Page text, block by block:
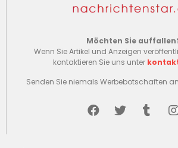
Möchten Sie
Wenn Sie Artikel und Anzeigen
kontaktieren Sie uns unter
Senden Sie niemals Werbebotschaften